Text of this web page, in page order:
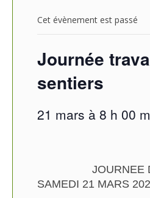
Cet évènement est passé
Journée
sentiers
21 mars à 8 h 00
JOURNEE DE
SAMEDI 21 MARS